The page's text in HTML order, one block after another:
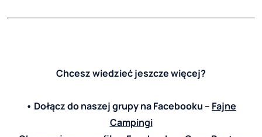
Chcesz wiedzieć jeszcze więcej?
• Dołącz do naszej grupy na Facebooku – Fajne
Campingi